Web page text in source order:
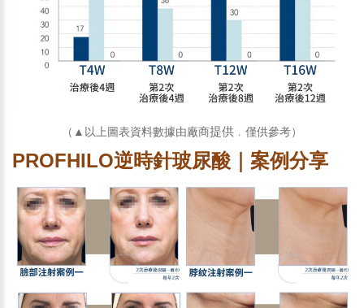
（▲以上圖表資料數據由廠商提供 ﹒僅供參考）
PROFHILO逆時針玻尿酸｜案例分享